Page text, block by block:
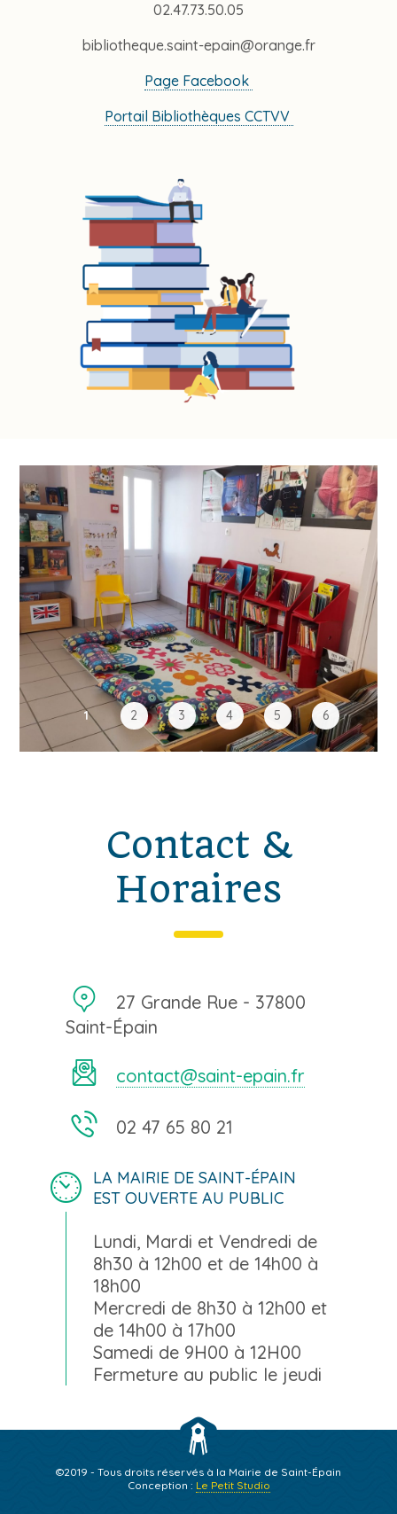
02.47.73.50.05
bibliotheque.saint-epain@orange.fr
Page Facebook
Portail Bibliothèques CCTVV
1 2 3 4 5 6
Contact &
Horaires
27 Grande Rue - 37800
Saint-Épain
contact@saint-epain.fr
02 47 65 80 21
LA MAIRIE DE SAINT-ÉPAIN
EST OUVERTE AU PUBLIC
Lundi, Mardi et Vendredi de
8h30 à 12h00 et de 14h00 à
18h00
Mercredi de 8h30 à 12h00 et
de 14h00 à 17h00
Samedi de 9H00 à 12H00
Fermeture au public le jeudi
©2019 - Tous droits réservés à la Mairie de Saint-Épain
Conception : Le Petit Studio